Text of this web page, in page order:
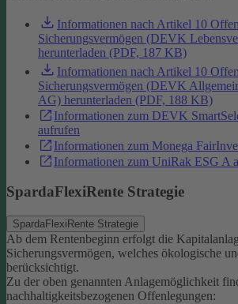
Informationen nach Artikel 10
Sicherungsvermögen (DEVK
herunterladen (PDF, 187 KB)
Informationen nach Artikel 10
Sicherungsvermögen (DEVK
AG) herunterladen (PDF, 188 KB)
Informationen zum DEVK
aufrufen
Informationen zum Monega
Informationen zum UniRak ESG A
SpardaFlexiRente Strategie
SpardaFlexiRente Strategie
Ab dem Rentenbeginn erfolgt die
Sicherungsvermögen, welches ökologische
berücksichtigt.
Zu der oben genannten Anlagemöglichkeit
nachhaltigkeitsbezogenen Offenlegungen: